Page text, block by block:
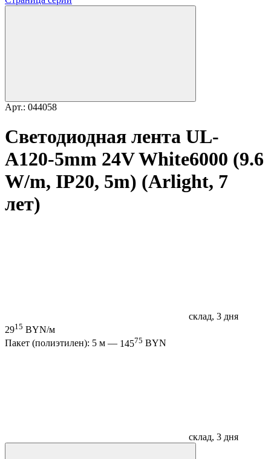
Арт.: 044058
Светодиодная лента UL-
A120-5mm 24V White6000 (9.6
W/m, IP20, 5m) (Arlight, 7
лет)
склад, 3 дня
2915 BYN/м
Пакет (полиэтилен): 5 м — 14575 BYN
склад, 3 дня